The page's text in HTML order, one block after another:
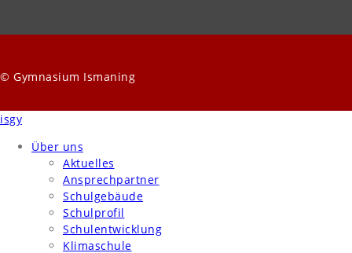
© Gymnasium Ismaning
isgy
Über uns
Aktuelles
Ansprechpartner
Schulgebäude
Schulprofil
Schulentwicklung
Klimaschule